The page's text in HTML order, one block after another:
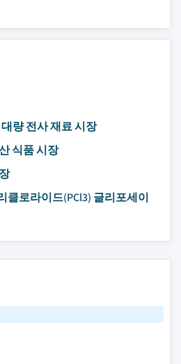
량 전사 재료 시장
식품 시장
클로라이드(PCl3) 글리포세이